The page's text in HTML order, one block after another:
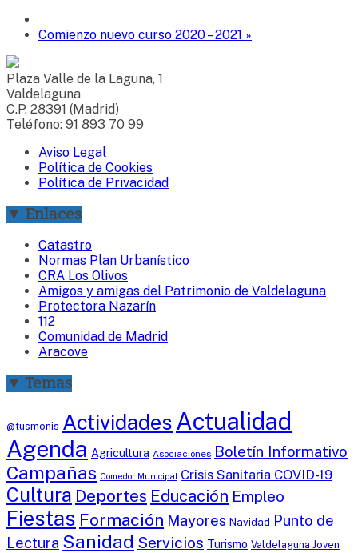
Comienzo nuevo curso 2020 – 2021 »
Plaza Valle de la Laguna, 1
Valdelaguna
C.P. 28391 (Madrid)
Teléfono: 91 893 70 99
Aviso Legal
Política de Cookies
Política de Privacidad
▼ Enlaces
Catastro
Normas Plan Urbanístico
CRA Los Olivos
Amigos y amigas del Patrimonio de Valdelaguna
Protectora Nazarín
112
Comunidad de Madrid
Aracove
▼ Temas
@tusmonis ActividadesActualidad
Agenda Agricultura Asociaciones Boletín Informativo
Campañas Comedor Municipal Crisis Sanitaria COVID-19
Cultura Deportes Educación Empleo
Fiestas Formación Mayores Navidad Punto de
Lectura Sanidad Servicios Turismo Valdelaguna Joven